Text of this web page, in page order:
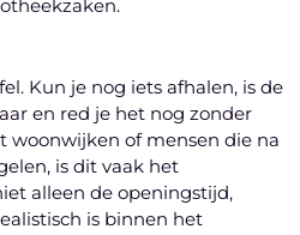
Kun je nog iets afhalen, is de
en red je het nog zonder
woonwijken of mensen die na
is dit vaak het
alleen de openingstijd,
is binnen het